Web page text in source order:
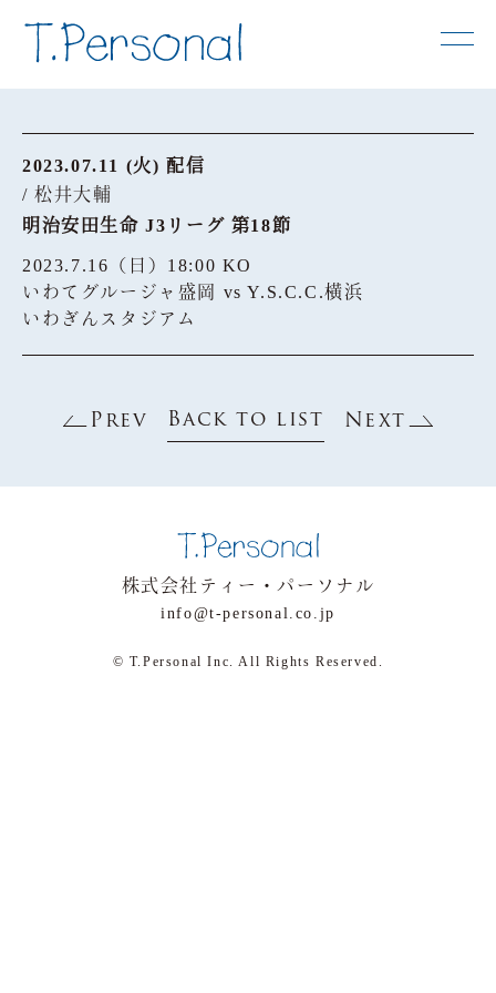
2023.07.11 (火) 配信
/ 松井大輔
明治安田生命 J3リーグ 第18節
2023.7.16（日）18:00 KO
いわてグルージャ盛岡 vs Y.S.C.C.横浜
いわぎんスタジアム
Prev Back to list Next
株式会社ティー・パーソナル
info@t-personal.co.jp
© T.Personal Inc. All Rights Reserved.